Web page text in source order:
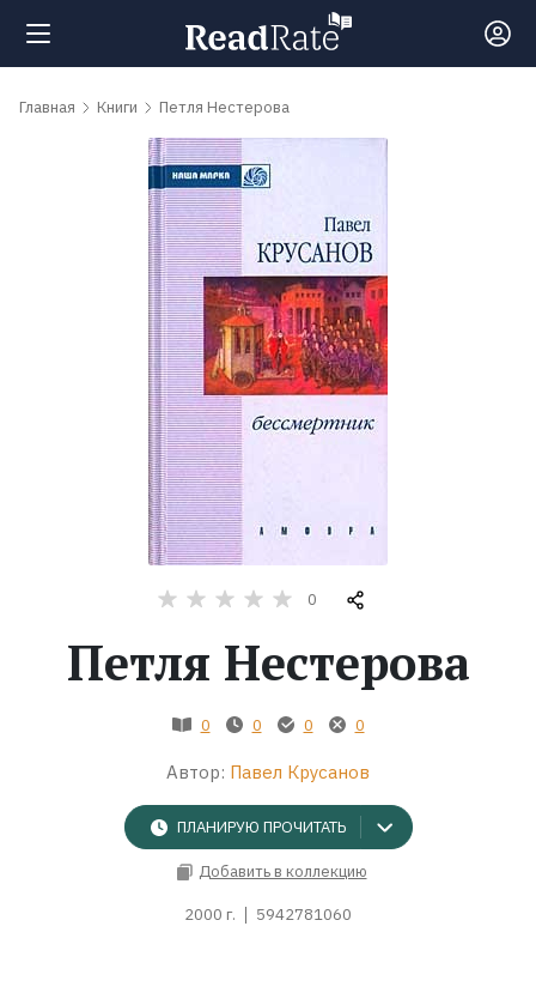
Поиск
обсуждаемые
Серии
Экранизации
Главная Книги Петля Нестерова
0
Петля Нестерова
0 0 0 0
Автор: Павел Крусанов
ПЛАНИРУЮ ПРОЧИТАТЬ
Добавить в коллекцию
2000 г. 5942781060